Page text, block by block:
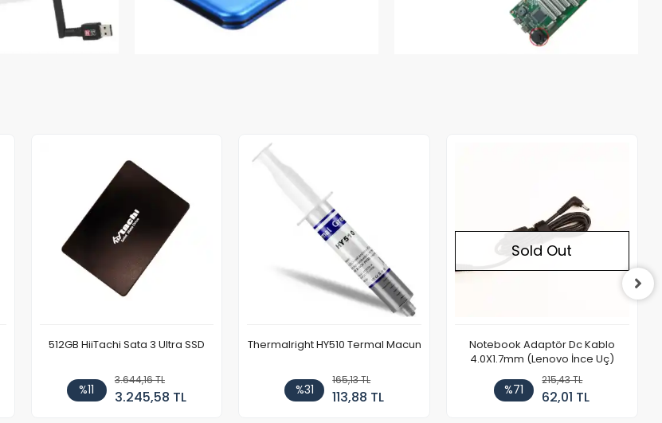
512GB HiiTachi Sata 3 Ultra SSD
%11
3.644,16 TL
3.245,58 TL
Thermalright HY510 Termal Macun
%31
165,13 TL
113,88 TL
Sold Out
Notebook Adaptör Dc Kablo
4.0X1.7mm (Lenovo İnce Uç)
%71
215,43 TL
62,01 TL